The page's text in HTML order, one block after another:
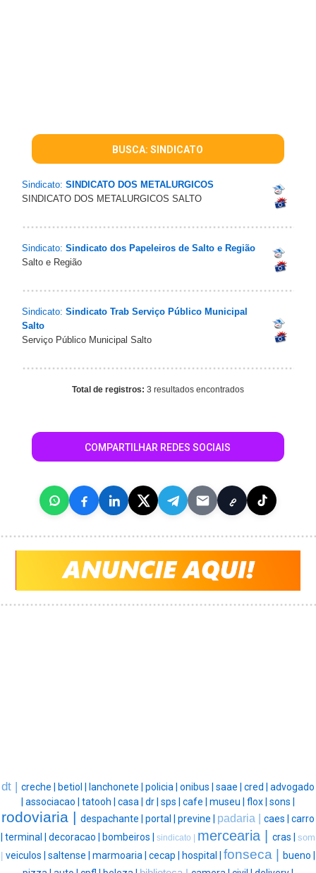
BUSCA: SINDICATO
Sindicato: SINDICATO DOS METALURGICOS
SINDICATO DOS METALURGICOS SALTO
Sindicato: Sindicato dos Papeleiros de Salto e Região
Salto e Região
Sindicato: Sindicato Trab Serviço Público Municipal
Salto
Serviço Público Municipal Salto
Total de registros: 3 resultados encontrados
COMPARTILHAR REDES SOCIAIS
dt | creche | betiol | lanchonete | policia | onibus | saae | cred | advogado
associacao | tatooh | casa | dr | sps | cafe | museu | flox | sons |
rodoviaria | despachante | portal | previne | padaria | caes | carro
terminal | decoracao | bombeiros | sindicato | mercearia | cras | som
veiculos | saltense | marmoaria | cecap | hospital | fonseca | bueno |